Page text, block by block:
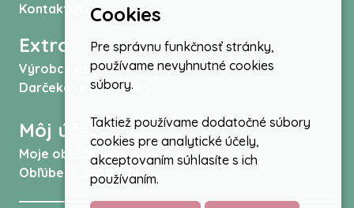
Kontaktujte nás
Extra
Výrobcovia
Darčekové poukážky
Môj účet
Moje objednávky
Obľúbené produkty
Cookies
Pre správnu funkčnosť stránky,
používame nevyhnutné cookies
súbory.
Taktiež používame dodatočné súbory
cookies pre analytické účely,
akceptovaním súhlasíte s ich
používaním.